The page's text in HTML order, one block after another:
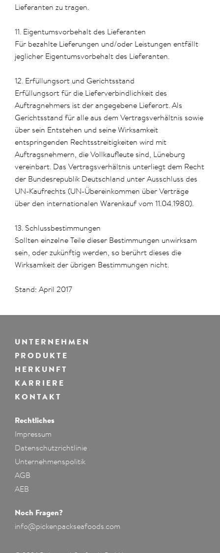
Lieferanten zu tragen.
11. Eigentumsvorbehalt des Lieferanten
Für bezahlte Lieferungen und/oder Leistungen entfällt
jeglicher Eigentumsvorbehalt des Lieferanten.
12. Erfüllungsort und Gerichtsstand
Erfüllungsort für die Lieferverbindlichkeit des
Auftragnehmers ist der angegebene Lieferort. Als
Gerichtsstand für alle aus dem Vertragsverhältnis sowie
über sein Entstehen und seine Wirksamkeit
entspringenden Rechtsstreitigkeiten wird mit
Auftragsnehmern, die Vollkaufleute sind, Lüneburg
vereinbart. Das Vertragsverhältnis unterliegt dem Recht
der Bundesrepublik Deutschland unter Ausschluss des
UN-Kaufrechts (UN-Übereinkommen über Verträge
über den internationalen Warenkauf vom 11.04.1980).
13. Schlussbestimmungen
Sollten einzelne Teile dieser Bestimmungen unwirksam
sein, oder zukünftig werden, so berührt dieses die
Wirksamkeit der übrigen Bestimmungen nicht.
Stand: April 2017
UNTERNEHMEN
PRODUKTE
HERKUNFT
KARRIERE
KONTAKT
Rechtliches
Impressum
Datenschutzrichtlinie
Unternehmenspolitik
AGB
AEB
Noch Fragen?
info@pickenpackseafoods.com